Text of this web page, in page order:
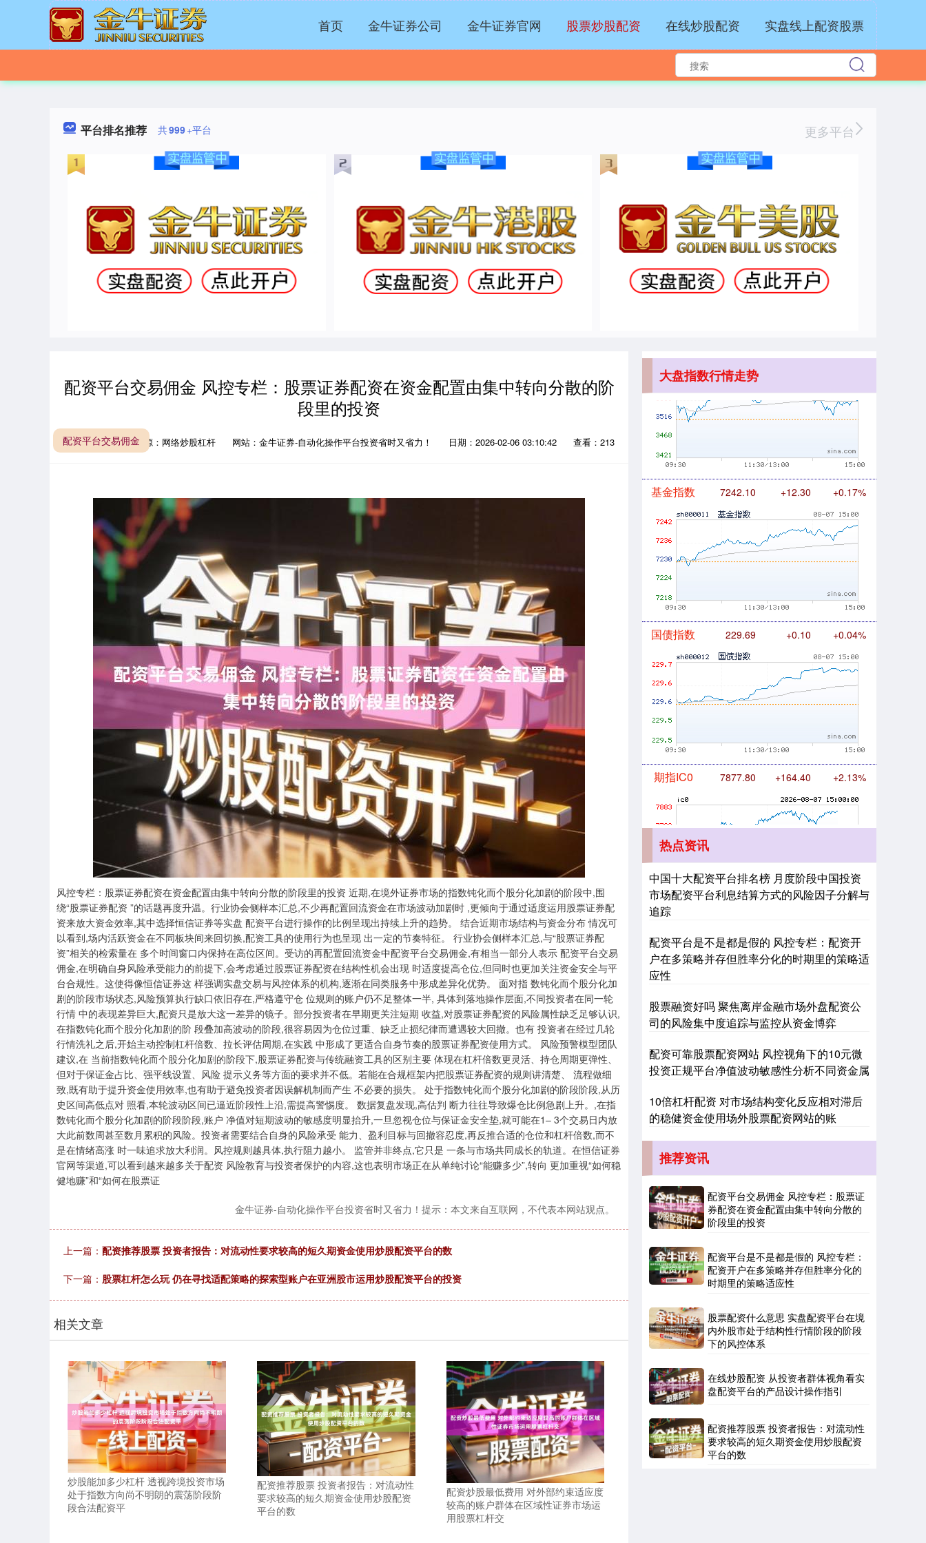
首页 金牛证券公司 金牛证券官网 股票炒股配资 在线炒股配资 实盘线上配资股票
平台排名推荐 共999+平台 更多平台
配资平台交易佣金 风控专栏：股票证券配资在资金配置由集中转向分散的阶
段里的投资
配资平台交易佣金来源：网络炒股杠杆 网站：金牛证券-自动化操作平台投资省时又省力！ 日期：2026-02-06 03:10:42 查看：213
风控专栏：股票证券配资在资金配置由集中转向分散的阶段里的投资 近期,在境外证券市场的指数钝化而个股分化加剧的阶段中,围
绕“股票证券配资 ”的话题再度升温。行业协会侧样本汇总,不少再配置回流资金在市场波动加剧时 ,更倾向于通过适度运用股票证券配
资来放大资金效率,其中选择恒信证券等实盘 配资平台进行操作的比例呈现出持续上升的趋势。 结合近期市场结构与资金分布 情况可
以看到,场内活跃资金在不同板块间来回切换,配资工具的使用行为也呈现 出一定的节奏特征。 行业协会侧样本汇总,与“股票证券配
资”相关的检索量在 多个时间窗口内保持在高位区间。受访的再配置回流资金中配资平台交易佣金,有相当一部分人表示 配资平台交易
佣金,在明确自身风险承受能力的前提下,会考虑通过股票证券配资在结构性机会出现 时适度提高仓位,但同时也更加关注资金安全与平
台合规性。这使得像恒信证券这 样强调实盘交易与风控体系的机构,逐渐在同类服务中形成差异化优势。 面对指 数钝化而个股分化加
剧的阶段市场状态,风险预算执行缺口依旧存在,严格遵守仓 位规则的账户仍不足整体一半, 具体到落地操作层面,不同投资者在同一轮
行情 中的表现差异巨大,配资只是放大这一差异的镜子。部分投资者在早期更关注短期 收益,对股票证券配资的风险属性缺乏足够认识,
在指数钝化而个股分化加剧的阶 段叠加高波动的阶段,很容易因为仓位过重、缺乏止损纪律而遭遇较大回撤。也有 投资者在经过几轮
行情洗礼之后,开始主动控制杠杆倍数、拉长评估周期,在实践 中形成了更适合自身节奏的股票证券配资使用方式。 风险预警模型团队
建议,在 当前指数钝化而个股分化加剧的阶段下,股票证券配资与传统融资工具的区别主要 体现在杠杆倍数更灵活、持仓周期更弹性、
但对于保证金占比、强平线设置、风险 提示义务等方面的要求并不低。若能在合规框架内把股票证券配资的规则讲清楚、 流程做细
致,既有助于提升资金使用效率,也有助于避免投资者因误解机制而产生 不必要的损失。 处于指数钝化而个股分化加剧的阶段阶段,从历
史区间高低点对 照看,本轮波动区间已逼近阶段性上沿,需提高警惕度。 数据复盘发现,高估判 断力往往导致爆仓比例急剧上升。,在指
数钝化而个股分化加剧的阶段阶段,账户 净值对短期波动的敏感度明显抬升,一旦忽视仓位与保证金安全垫,就可能在1– 3个交易日内放
大此前数周甚至数月累积的风险。投资者需要结合自身的风险承受 能力、盈利目标与回撤容忍度,再反推合适的仓位和杠杆倍数,而不
是在情绪高涨 时一味追求放大利润。风控规则越具体,执行阻力越小。 监管并非终点,它只是 一条与市场共同成长的轨道。在恒信证券
官网等渠道,可以看到越来越多关于配资 风险教育与投资者保护的内容,这也表明市场正在从单纯讨论“能赚多少”,转向 更加重视“如何稳
健地赚”和“如何在股票证
金牛证券-自动化操作平台投资省时又省力！提示：本文来自互联网，不代表本网站观点。
上一篇： 配资推荐股票 投资者报告：对流动性要求较高的短久期资金使用炒股配资平台的数
下一篇： 股票杠杆怎么玩 仍在寻找适配策略的探索型账户在亚洲股市运用炒股配资平台的投资
相关文章
炒股能加多少杠杆 透视跨境投资市场
处于指数方向尚不明朗的震荡阶段阶
段合法配资平
配资推荐股票 投资者报告：对流动性
要求较高的短久期资金使用炒股配资
平台的数
配资炒股最低费用 对外部约束适应度
较高的账户群体在区域性证券市场运
用股票杠杆交
大盘指数行情走势
4694.44 +43.13 +0.93%
创业板指 3563.12 +47.56
基金指数
国债指数
期指IC0
上证综指 3940.04 +39.68 +1.02%
深证成指 14311.01 +200.89 +1.42%
沪深300 4694.44 +43.13 +0.93%
北证50 1134.24 +11.37
创业板指 3563.12 +47.56 +1.35%
热点资讯
中国十大配资平台排名榜 月度阶段中国投资
市场配资平台利息结算方式的风险因子分解与
追踪
配资平台是不是都是假的 风控专栏：配资开
户在多策略并存但胜率分化的时期里的策略适
应性
股票融资好吗 聚焦离岸金融市场外盘配资公
司的风险集中度追踪与监控从资金博弈
配资可靠股票配资网站 风控视角下的10元微
投资正规平台净值波动敏感性分析不同资金属
10倍杠杆配资 对市场结构变化反应相对滞后
的稳健资金使用场外股票配资网站的账
推荐资讯
配资平台交易佣金 风控专栏：股票证
券配资在资金配置由集中转向分散的
阶段里的投资
配资平台是不是都是假的 风控专栏：
配资开户在多策略并存但胜率分化的
时期里的策略适应性
股票配资什么意思 实盘配资平台在境
内外股市处于结构性行情阶段的阶段
下的风控体系
在线炒股配资 从投资者群体视角看实
盘配资平台的产品设计操作指引
配资推荐股票 投资者报告：对流动性
要求较高的短久期资金使用炒股配资
平台的数